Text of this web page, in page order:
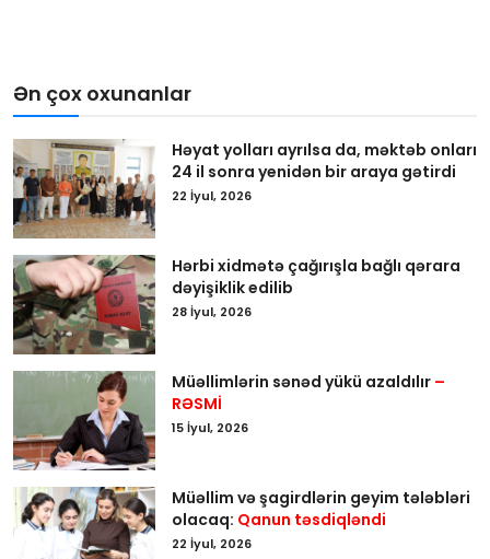
Ən çox oxunanlar
Həyat yolları ayrılsa da, məktəb onları
24 il sonra yenidən bir araya gətirdi
22 İyul, 2026
Hərbi xidmətə çağırışla bağlı qərara
dəyişiklik edilib
28 İyul, 2026
Müəllimlərin sənəd yükü azaldılır –
RƏSMİ
15 İyul, 2026
Müəllim və şagirdlərin geyim tələbləri
olacaq: Qanun təsdiqləndi
22 İyul, 2026